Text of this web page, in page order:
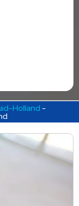
Holland -